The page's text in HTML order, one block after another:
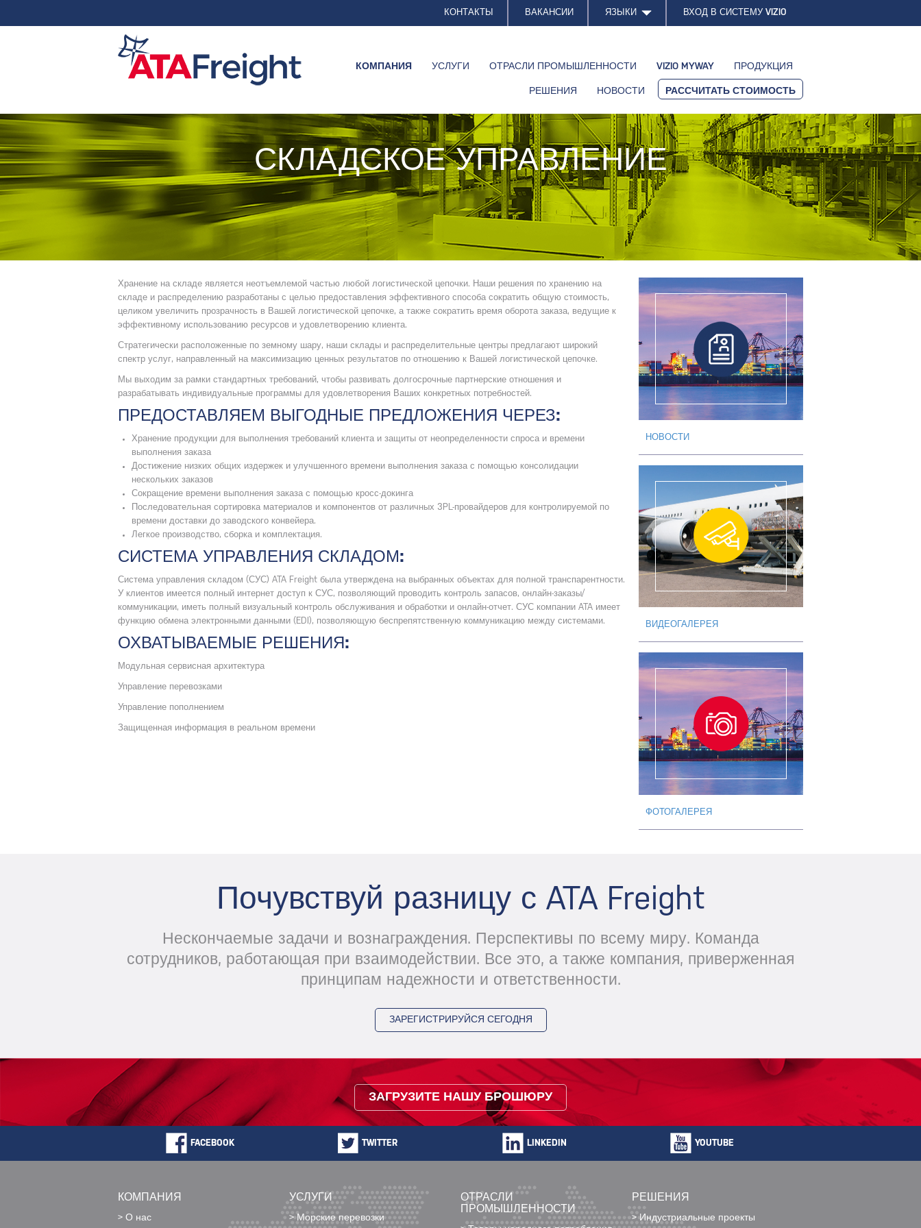
КОНТАКТЫ ВАКАНСИИ ЯЗЫКИ ВХОД В СИСТЕМУ VIZIO
КОМПАНИЯ УСЛУГИ ОТРАСЛИ ПРОМЫШЛЕННОСТИ VIZIO MYWAY ПРОДУКЦИЯ
РЕШЕНИЯ НОВОСТИ РАССЧИТАТЬ СТОИМОСТЬ
СКЛАДСКОЕ УПРАВЛЕНИЕ
Хранение на складе является неотъемлемой частью любой логистической цепочки. Наши решения по хранению на
складе и распределению разработаны с целью предоставления эффективного способа сократить общую стоимость,
целиком увеличить прозрачность в Вашей логистической цепочке, а также сократить время оборота заказа, ведущие к
эффективному использованию ресурсов и удовлетворению клиента.
Стратегически расположенные по земному шару, наши склады и распределительные центры предлагают широкий
спектр услуг, направленный на максимизацию ценных результатов по отношению к Вашей логистической цепочке.
Мы выходим за рамки стандартных требований, чтобы развивать долгосрочные партнерские отношения и
разрабатывать индивидуальные программы для удовлетворения Ваших конкретных потребностей.
ПРЕДОСТАВЛЯЕМ ВЫГОДНЫЕ ПРЕДЛОЖЕНИЯ ЧЕРЕЗ:
Хранение продукции для выполнения требований клиента и защиты от неопределенности спроса и времени
выполнения заказа
Достижение низких общих издержек и улучшенного времени выполнения заказа с помощью консолидации
нескольких заказов
Сокращение времени выполнения заказа с помощью кросс-докинга
Последовательная сортировка материалов и компонентов от различных 3PL-провайдеров для контролируемой по
времени доставки до заводского конвейера.
Легкое производство, сборка и комплектация.
СИСТЕМА УПРАВЛЕНИЯ СКЛАДОМ:
Система управления складом (СУС) ATA Freight была утверждена на выбранных объектах для полной транспарентности.
У клиентов имеется полный интернет доступ к СУС, позволяющий проводить контроль запасов, онлайн-заказы/
коммуникации, иметь полный визуальный контроль обслуживания и обработки и онлайн-отчет. СУС компании ATA имеет
функцию обмена электронными данными (EDI), позволяющую беспрепятственную коммуникацию между системами.
ОХВАТЫВАЕМЫЕ РЕШЕНИЯ:
Модульная сервисная архитектура
Управление перевозками
Управление пополнением
Защищенная информация в реальном времени
НОВОСТИ
ВИДЕОГАЛЕРЕЯ
ФОТОГАЛЕРЕЯ
Почувствуй разницу с ATA Freight
Нескончаемые задачи и вознаграждения. Перспективы по всему миру. Команда
сотрудников, работающая при взаимодействии. Все это, а также компания, приверженная
принципам надежности и ответственности.
ЗАРЕГИСТРИРУЙСЯ СЕГОДНЯ
ЗАГРУЗИТЕ НАШУ БРОШЮРУ
FACEBOOK TWITTER LINKEDIN YOUTUBE
КОМПАНИЯ
> О нас
УСЛУГИ
> Морские перевозки
ОТРАСЛИ
ПРОМЫШЛЕННОСТИ
РЕШЕНИЯ
> Индустриальные проекты